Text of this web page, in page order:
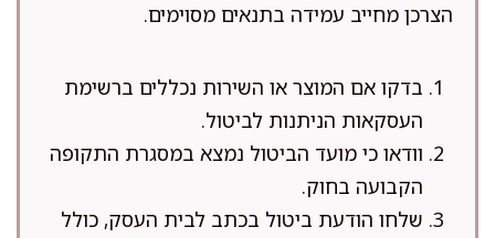
הצרכן מחייב עמידה בתנאים מסוימים.
בדקו אם המוצר או השירות נכללים ברשימת
העסקאות הניתנות לביטול.
וודאו כי מועד הביטול נמצא במסגרת התקופה
הקבועה בחוק.
שלחו הודעת ביטול בכתב לבית העסק, כולל